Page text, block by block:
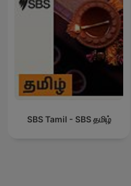
SBS Tamil - SBS தமிழ்